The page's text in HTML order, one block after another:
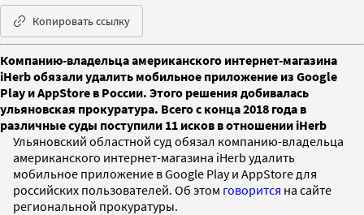
Копировать ссылку
Компанию-владельца американского интернет-магазина
iHerb обязали удалить мобильное приложение из Google
Play и AppStore в России. Этого решения добивалась
ульяновская прокуратура. Всего с конца 2018 года в
различные суды поступили 11 исков в отношении iHerb
Ульяновский областной суд обязал компанию-владельца
американского интернет-магазина iHerb удалить
мобильное приложение в Google Play и AppStore для
российских пользователей. Об этом говорится на сайте
региональной прокуратуры.